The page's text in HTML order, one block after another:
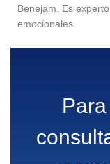
Benejam. Es
emocionales.